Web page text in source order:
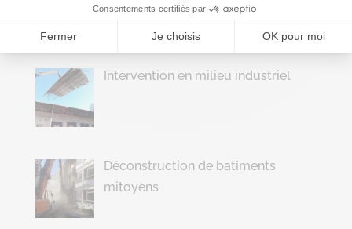
Consentements certifiés par
Fermer Je choisis OK pour moi
Intervention en milieu industriel
Déconstruction de batîments
mitoyens